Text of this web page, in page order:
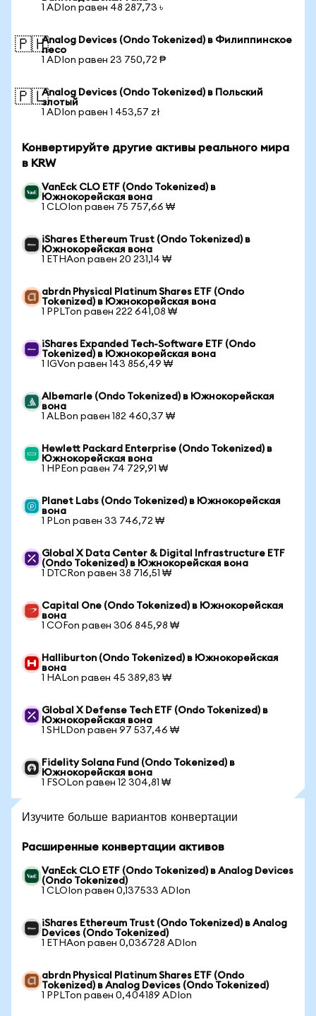
1 ADIon равен 48 287,73 ৳
🇵🇭Analog Devices (Ondo Tokenized) в Филиппинское
песо
1 ADIon равен 23 750,72 ₱
🇵🇱Analog Devices (Ondo Tokenized) в Польский
злотый
1 ADIon равен 1 453,57 zł
Конвертируйте другие активы реального мира
в KRW
VanEck CLO ETF (Ondo Tokenized) в
Южнокорейская вона
1 CLOIon равен 75 757,66 ₩
iShares Ethereum Trust (Ondo Tokenized) в
Южнокорейская вона
1 ETHAon равен 20 231,14 ₩
abrdn Physical Platinum Shares ETF (Ondo
Tokenized) в Южнокорейская вона
1 PPLTon равен 222 641,08 ₩
iShares Expanded Tech-Software ETF (Ondo
Tokenized) в Южнокорейская вона
1 IGVon равен 143 856,49 ₩
Albemarle (Ondo Tokenized) в Южнокорейская
вона
1 ALBon равен 182 460,37 ₩
Hewlett Packard Enterprise (Ondo Tokenized) в
Южнокорейская вона
1 HPEon равен 74 729,91 ₩
Planet Labs (Ondo Tokenized) в Южнокорейская
вона
1 PLon равен 33 746,72 ₩
Global X Data Center & Digital Infrastructure ETF
(Ondo Tokenized) в Южнокорейская вона
1 DTCRon равен 38 716,51 ₩
Capital One (Ondo Tokenized) в Южнокорейская
вона
1 COFon равен 306 845,98 ₩
Halliburton (Ondo Tokenized) в Южнокорейская
вона
1 HALon равен 45 389,83 ₩
Global X Defense Tech ETF (Ondo Tokenized) в
Южнокорейская вона
1 SHLDon равен 97 537,46 ₩
Fidelity Solana Fund (Ondo Tokenized) в
Южнокорейская вона
1 FSOLon равен 12 304,81 ₩
Изучите больше вариантов конвертации
Расширенные конвертации активов
VanEck CLO ETF (Ondo Tokenized) в Analog Devices
(Ondo Tokenized)
1 CLOIon равен 0,137533 ADIon
iShares Ethereum Trust (Ondo Tokenized) в Analog
Devices (Ondo Tokenized)
1 ETHAon равен 0,036728 ADIon
abrdn Physical Platinum Shares ETF (Ondo
Tokenized) в Analog Devices (Ondo Tokenized)
1 PPLTon равен 0,404189 ADIon